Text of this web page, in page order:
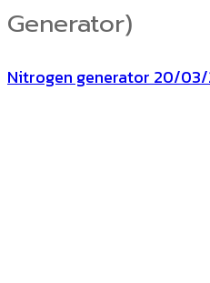
Generator)
Nitrogen generator 20/